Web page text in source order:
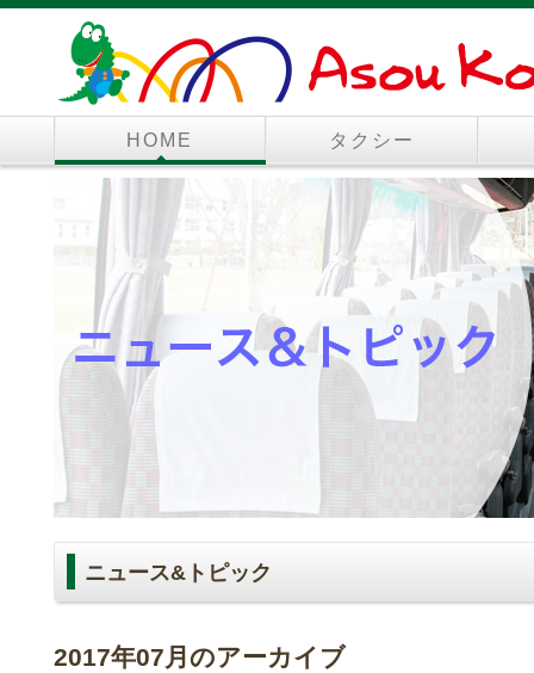
HOME タクシー
ニュース&トピック
2017年07月のアーカイブ